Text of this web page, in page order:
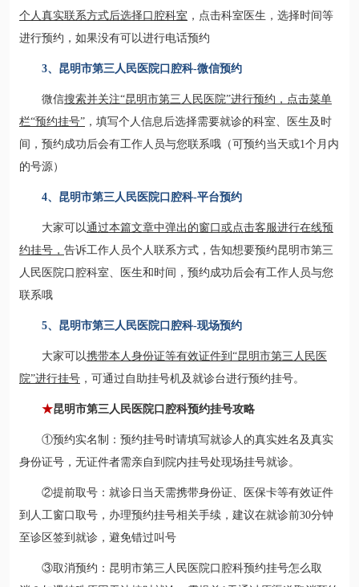
个人真实联系方式后选择口腔科室 ，点击科室医生，选择时间等
进行预约，如果没有可以进行电话预约
3、昆明市第三人民医院口腔科-微信预约
微信搜索并关注“昆明市第三人民医院”进行预约，点击菜单
栏“预约挂号” ，填写个人信息后选择需要就诊的科室、医生及时
间，预约成功后会有工作人员与您联系哦（可预约当天或1个月内
的号源）
4、昆明市第三人民医院口腔科-平台预约
大家可以通过本篇文章中弹出的窗口或点击客服进行在线预
约挂号， 告诉工作人员个人联系方式，告知想要预约昆明市第三
人民医院口腔科室、医生和时间，预约成功后会有工作人员与您
联系哦
5、昆明市第三人民医院口腔科-现场预约
大家可以携带本人身份证等有效证件到“昆明市第三人民医
院”进行挂号 ，可通过自助挂号机及就诊台进行预约挂号。
★昆明市第三人民医院口腔科预约挂号攻略
①预约实名制：预约挂号时请填写就诊人的真实姓名及真实
身份证号，无证件者需亲自到院内挂号处现场挂号就诊。
②提前取号：就诊日当天需携带身份证、医保卡等有效证件
到人工窗口取号，办理预约挂号相关手续，建议在就诊前30分钟
至诊区签到就诊，避免错过叫号
③取消预约：昆明市第三人民医院口腔科预约挂号怎么取